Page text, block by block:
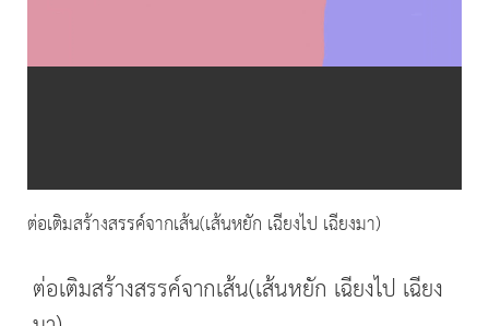
Video
ต่อเติมสร้างสรรค์จากเส้น(เส้นหยัก เฉียงไป เฉียงมา)
ต่อเติมสร้างสรรค์จากเส้น(เส้นหยัก เฉียงไป เฉียง